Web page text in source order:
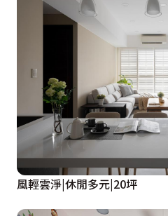
風輕雲淨|休閒多元|20坪